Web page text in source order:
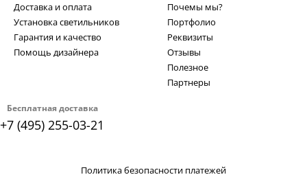
Бесплатная доставка
+7 (495) 255-03-21
Доставка и оплата
Установка светильников
Гарантия и качество
Помощь дизайнера
Почемы мы?
Портфолио
Реквизиты
Отзывы
Полезное
Партнеры
Политика безопасности платежей